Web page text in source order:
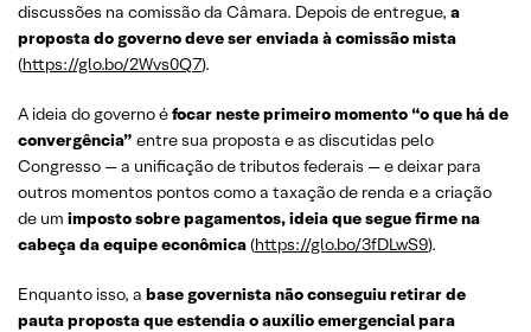
discussões na comissão da Câmara. Depois de entregue, a
proposta do governo deve ser enviada à comissão mista
(https://glo.bo/2Wvs0Q7).
A ideia do governo éfocar neste primeiro momento “o que há de
convergência” entre sua proposta e as discutidas pelo
Congresso — a unificação de tributos federais — e deixar para
outros momentos pontos como a taxação de renda e a criação
de um imposto sobre pagamentos, ideia que segue firme na
cabeça da equipe econômica(https://glo.bo/3fDLwS9).
Enquanto isso, a base governista não conseguiu retirar de
pauta proposta que estendia o auxílio emergencial para